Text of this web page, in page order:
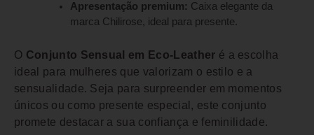
Apresentação premium: Caixa elegante da
marca Chilirose, ideal para presente.
O Conjunto Sensual em Eco-Leather é a escolha
ideal para mulheres que valorizam o estilo e a
sensualidade. Seja para surpreender em momentos
únicos ou como presente especial, este conjunto
promete destacar a sua confiança e feminilidade.